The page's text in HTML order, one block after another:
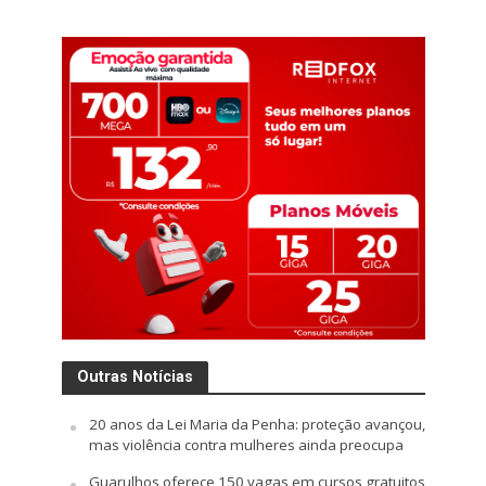
Outras Notícias
20 anos da Lei Maria da Penha: proteção avançou,
mas violência contra mulheres ainda preocupa